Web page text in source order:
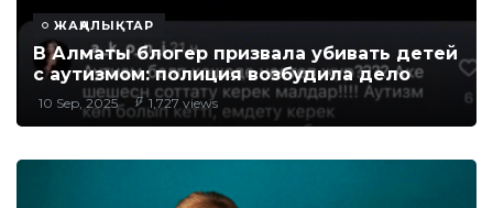
ЖАҢАЛЫҚТАР
В Алматы блогер призвала убивать детей
с аутизмом: полиция возбудила дело
10 Sep, 2025 1,727 views